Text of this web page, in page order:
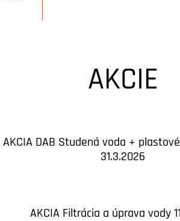
AKCIE
AKCIA DAB Studená voda +
31.3.2026
AKCIA Filtrácia a úprava vody